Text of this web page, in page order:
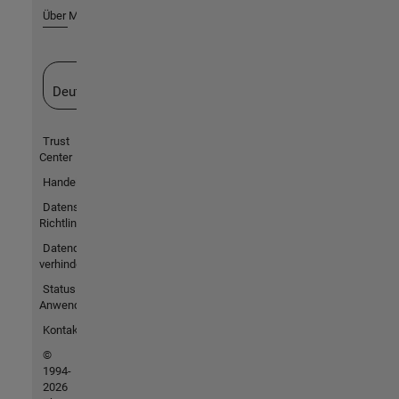
Über MathWorks
Deutschland
Trust
Center
Handelsmarken
Datenschutz-
Richtlinien
Datendiebstahl
verhindern
Status von
Anwendungen
Kontakt
©
1994-
2026